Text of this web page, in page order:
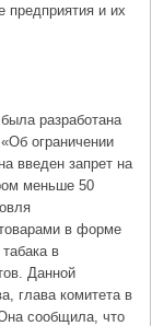
и их
разработана
ограничении
введен запрет на
меньше 50
в форме
в
Данной
глава комитета в
сообщила, что